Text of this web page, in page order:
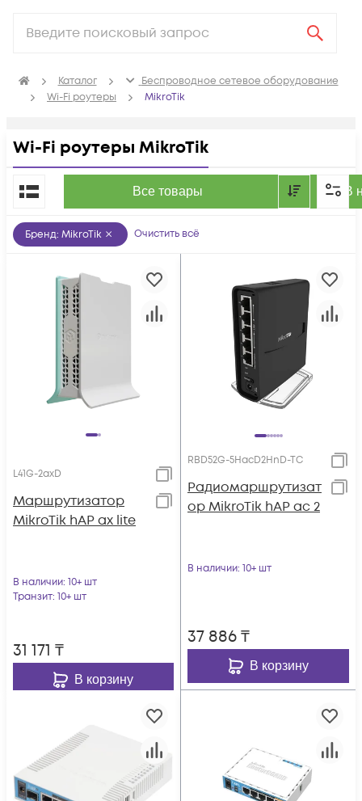
Каталог
Беспроводное сетевое оборудование
Wi-Fi роутеры
MikroTik
Wi-Fi роутеры MikroTik
Все товары В
По популярности
Бренд: MikroTik Очистить всё
L41G-2axD
Маршрутизатор
MikroTik hAP ax lite
В наличии: 10+ шт
Транзит: 10+ шт
31 171 ₸
В корзину
RBD52G-5HacD2HnD-TC
Радиомаршрутизат
ор MikroTik hAP ac 2
В наличии: 10+ шт
37 886₸
В корзину